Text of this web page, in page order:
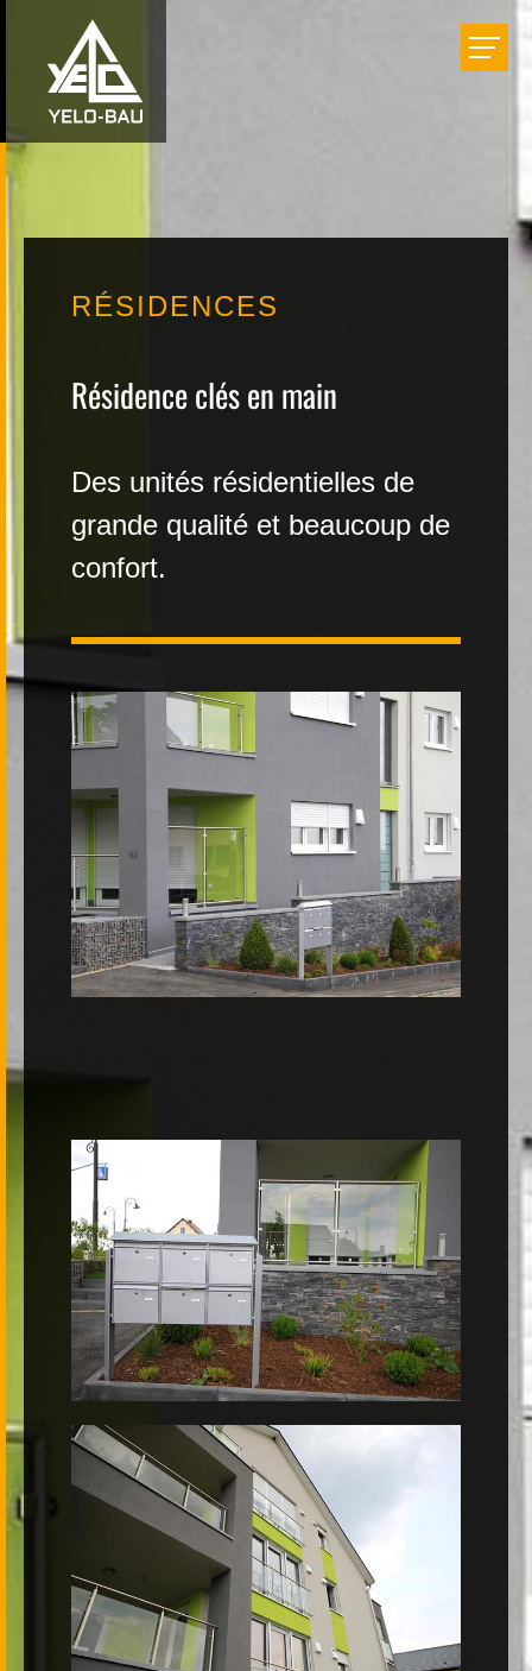
FR
Entreprise
RÉSIDENCES
Résidence clés en main
Des unités résidentielles de
grande qualité et beaucoup de
confort.